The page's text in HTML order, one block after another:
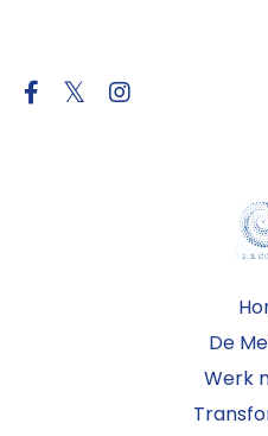
De
Werk